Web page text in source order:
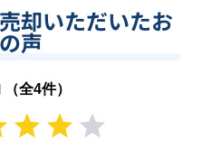
却いただいたお
声
（全4件）